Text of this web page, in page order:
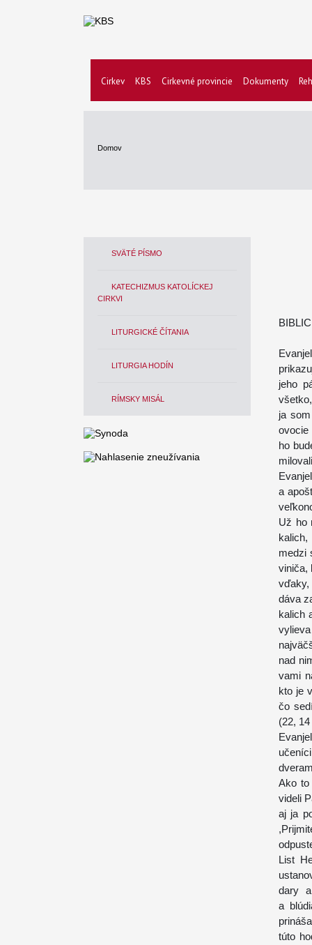
Cirkev KBS Cirkevné provincie Dokumenty
Domov
SVÄTÉ PÍSMO
KATECHIZMUS KATOLÍCKEJ
CIRKVI
LITURGICKÉ ČÍTANIA
LITURGIA HODÍN
RÍMSKY MISÁL
jeho
ja
ho
a
Už ho
medzi
viniča,
dáva
kalich
nad
vami
kto je
čo
(22,
Ako to
videli
aj ja
List
dary
a
túto